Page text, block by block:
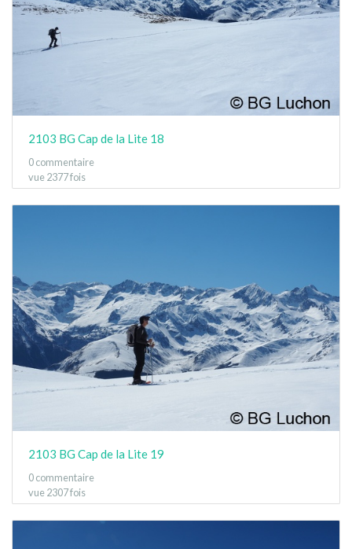
2103 BG Cap de la Lite 18
0 commentaire
vue 2377 fois
2103 BG Cap de la Lite 19
0 commentaire
vue 2307 fois